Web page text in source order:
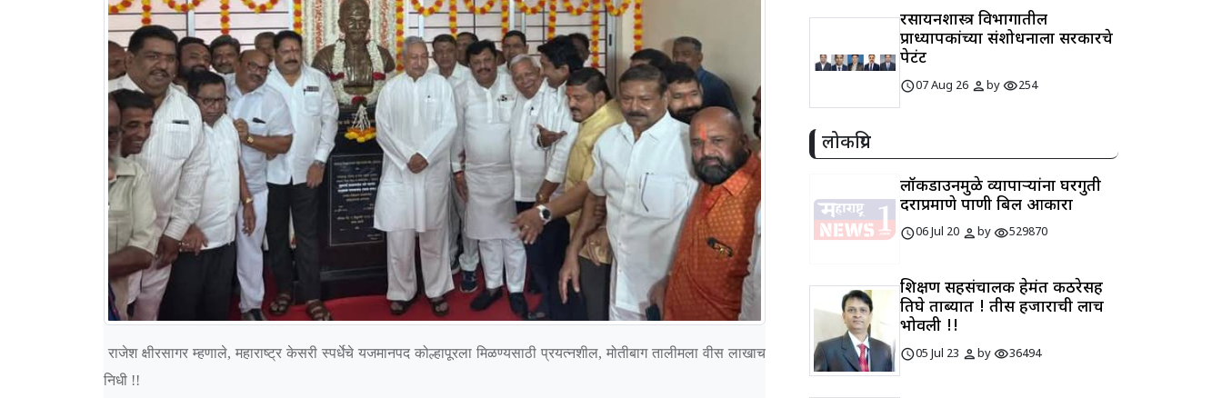
राजेश क्षीरसागर म्हणाले, महाराष्ट्र केसरी स्पर्धेचे यजमानपद कोल्हापूरला मिळण्यसाठी प्रयत्नशील, मोतीबाग तालीमला वीस लाखाच
निधी !!
रसायनशास्त्र विभागातील
प्राध्यापकांच्या संशोधनाला सरकारचे
पेटंट
schedule07 Aug 26 personbyvisibility254
लोकप्रिय
लॉकडाउनमुळे व्यापाऱ्यांना घरगुती
दराप्रमाणे पाणी बिल आकारा
schedule06 Jul 20 personbyvisibility529870
शिक्षण सहसंचालक हेमंत कठरेसह
तिघे ताब्यात ! तीस हजाराची लाच
भोवली !!
schedule05 Jul 23 personbyvisibility36494